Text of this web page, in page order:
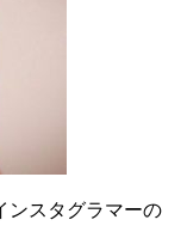
ンスタグラマーの